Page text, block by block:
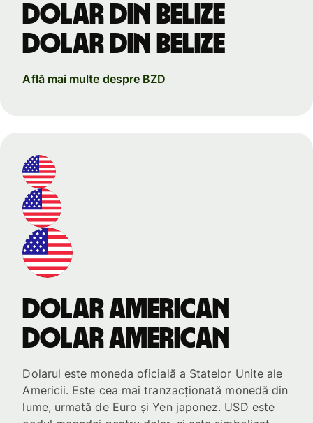
dolar din Belize
dolar din Belize
Află mai multe despre BZD
dolar american
dolar american
Dolarul este moneda oficială a Statelor Unite ale
Americii. Este cea mai tranzacționată monedă din
lume, urmată de Euro și Yen japonez. USD este